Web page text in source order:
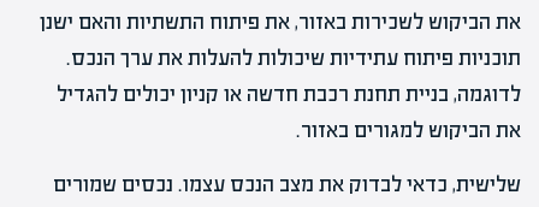
את הביקוש לשכירות באזור, את פיתוח התשתיות והאם ישנן
תוכניות פיתוח עתידיות שיכולות להעלות את ערך הנכס.
לדוגמה, בניית תחנת רכבת חדשה או קניון יכולים להגדיל
את הביקוש למגורים באזור.
שלישית, כדאי לבדוק את מצב הנכס עצמו. נכסים שמורים